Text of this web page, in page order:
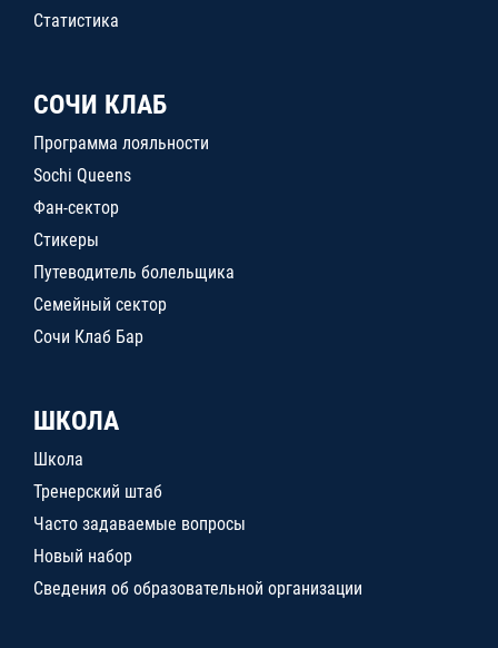
Статистика
СОЧИ КЛАБ
Программа лояльности
Sochi Queens
Фан-сектор
Стикеры
Путеводитель болельщика
Семейный сектор
Сочи Клаб Бар
ШКОЛА
Школа
Тренерский штаб
Часто задаваемые вопросы
Новый набор
Сведения об образовательной организации